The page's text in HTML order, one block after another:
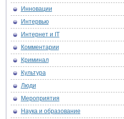
Инновации
Интервью
Интернет и IT
Комментарии
Криминал
Культура
Люди
Мероприятия
Наука и образование